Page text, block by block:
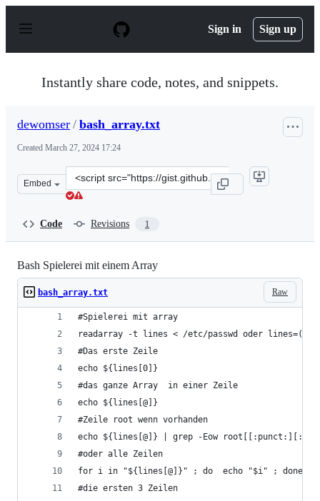
p
Sign in Sign up
Instantly share code, notes, and snippets.
dewomser / bash_array.txt
Created March 27, 2024 17:24
Embed
Clone
this
Code Revisions 1
Bash Spielerei mit einem Array
Raw
bash_array.txt
#Spielerei mit array
readarray -t lines < /etc/passwd oder lines=(
#Das erste Zeile
echo ${lines[0]}
#das ganze Array  in einer Zeile
echo ${lines[@]}
#Zeile root wenn vorhanden
echo ${lines[@]} | grep -Eow
#oder alle Zeilen
for i in "${lines[@]}" ; do  echo "$i" ; done
#die ersten 3 Zeilen